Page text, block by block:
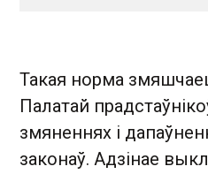
Такая норма
Палатай
змяненнях і
законаў. Адзінае